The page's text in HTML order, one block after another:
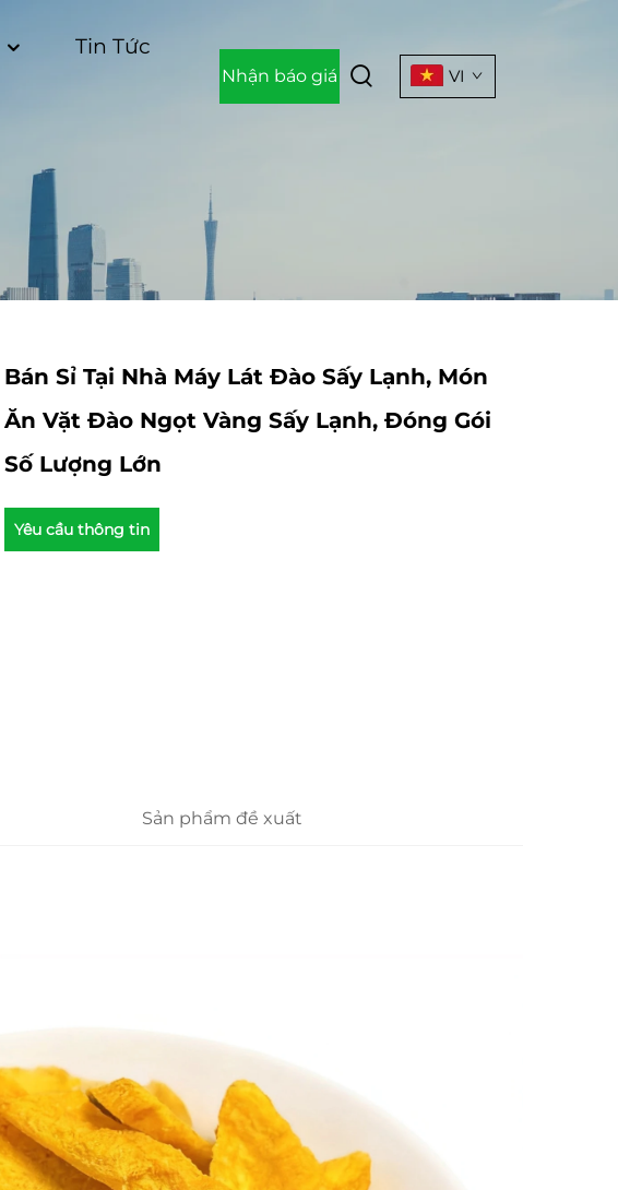
Tin Tức
Nhận báo giá VI
Bán Sỉ Tại Nhà Máy Lát Đào Sấy Lạnh, Món
Ăn Vặt Đào Ngọt Vàng Sấy Lạnh, Đóng Gói
Số Lượng Lớn
Yêu cầu thông tin
Sản phẩm đề xuất